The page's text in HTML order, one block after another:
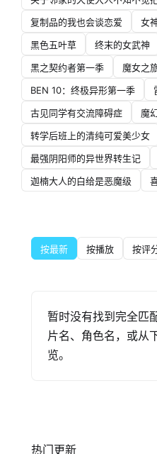
复制品的我也会谈恋爱
女
黑色五叶草
终末的女武神
黑之契约者第一季
魔女之
BEN 10：终极异形第一季
古见同学有交流障碍症
魔
转学后班上的清纯可爱美少女
最强阴阳师的异世界转生记
迦楠大人的白给是恶魔级
按最新 按播放 按评
暂时没有找到完全匹
片名、角色名，或从
览。
热门更新